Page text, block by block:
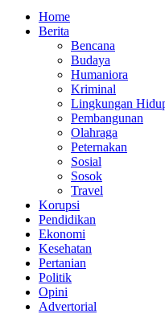
Home
Berita
Bencana
Budaya
Humaniora
Kriminal
Lingkungan
Pembangunan
Olahraga
Peternakan
Sosial
Sosok
Travel
Korupsi
Pendidikan
Ekonomi
Kesehatan
Pertanian
Politik
Opini
Advertorial